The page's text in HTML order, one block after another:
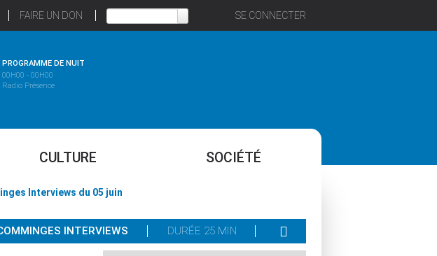
FAIRE UN DON SE CONNECTER
PROGRAMME DE NUIT
00H00 - 00H00
Radio Présence
CULTURE SOCIÉTÉ
Interviews du 05 juin
INTERVIEWS DURÉE 25 MIN